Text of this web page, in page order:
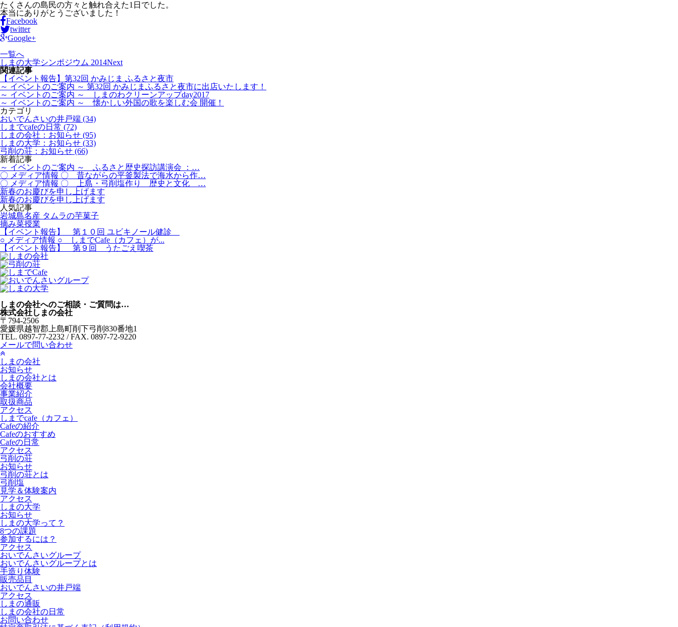
たくさんの島民の方々と触れ合えた1日でした。
本当にありがとうございました！
Facebook
twitter
Google+
一覧へ
しまの大学シンポジウム 2014Next
関連記事
【イベント報告】第32回 かみじま ふるさと夜市
～ イベントのご案内 ～ 第32回 かみじまふるさと夜市に出店いたします！
～ イベントのご案内 ～ しまのわクリーンアップday2017
～ イベントのご案内 ～ 懐かしい外国の歌を楽しむ会 開催！
カテゴリ
おいでんさいの井戸端 (34)
しまでcafeの日常 (72)
しまの会社：お知らせ (95)
しまの大学：お知らせ (33)
弓削の荘：お知らせ (66)
新着記事
～ イベントのご案内 ～ ふるさと歴史探訪講演会 ：…
〇 メディア情報 〇 昔ながらの平釜製法で海水から作…
〇 メディア情報 〇 上島・弓削塩作り 歴史と文化 …
新春のお慶びを申し上げます
新春のお慶びを申し上げます
人気記事
岩城島名産 タムラの芋菓子
摘み菜授業
【イベント報告】 第１０回 ユビキノール健診
○ メディア情報 ○ しまでCafe（カフェ）が...
【イベント報告】 第９回 うたごえ喫茶
しまの会社へのご相談・ご質問は…
株式会社しまの会社
〒794-2506
愛媛県越智郡上島町削下弓削830番地1
TEL. 0897-77-2232 / FAX. 0897-72-9220
メールで問い合わせ
しまの会社
お知らせ
しまの会社とは
会社概要
事業紹介
取扱商品
アクセス
しまでcafe （カフェ）
Cafeの紹介
Cafeのおすすめ
Cafeの日常
アクセス
弓削の荘
お知らせ
弓削の荘とは
弓削塩
見学＆体験案内
アクセス
しまの大学
お知らせ
しまの大学って？
8つの課題
参加するには？
アクセス
おいでんさいグループ
おいでんさいグループとは
手造り体験
販売品目
おいでんさいの井戸端
アクセス
しまの通販
しまの会社の日常
お問い合わせ